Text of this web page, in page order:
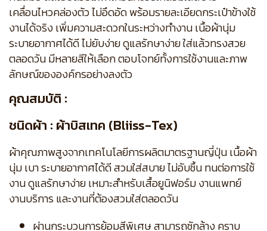
เคลื่อนไหวคล่องตัว ไม่อึดอัด พร้อมรายละเอียดกระเป๋าข้างใช้
งานได้จริง เพิ่มความสะดวกในระหว่างทำงาน เนื้อผ้านุ่ม
ระบายอากาศได้ดี ไม่ยับง่าย ดูแลรักษาง่าย ใส่แล้วทรงสวย
ตลอดวัน มีหลายสีให้เลือก ตอบโจทย์ทั้งการใช้งานและภาพ
ลักษณ์ขององค์กรอย่างลงตัว
คุณสมบัติ :
ชนิดผ้า : ผ้าบิสเทค (Bliiss-Tex)
ผ้าคุณภาพสูงจากเทคโนโลยีการผลิตมาตรฐานญี่ปุ่น เนื้อผ้า
นุ่ม เบา ระบายอากาศได้ดี สวมใส่สบาย ไม่อับชื้น ทนต่อการใช้
งาน ดูแลรักษาง่าย เหมาะสำหรับเสื้อยูนิฟอร์ม งานแพทย์
งานบริการ และงานที่ต้องสวมใส่ตลอดวัน
ผ่านกระบวนการย้อมสีพิเศษ สามารถซักล้าง คราบ